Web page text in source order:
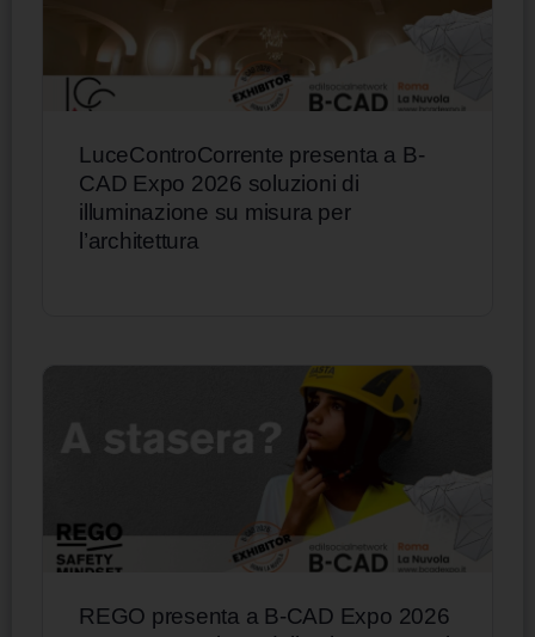
LuceControCorrente presenta a B-
CAD Expo 2026 soluzioni di
illuminazione su misura per
l’architettura
REGO presenta a B-CAD Expo 2026